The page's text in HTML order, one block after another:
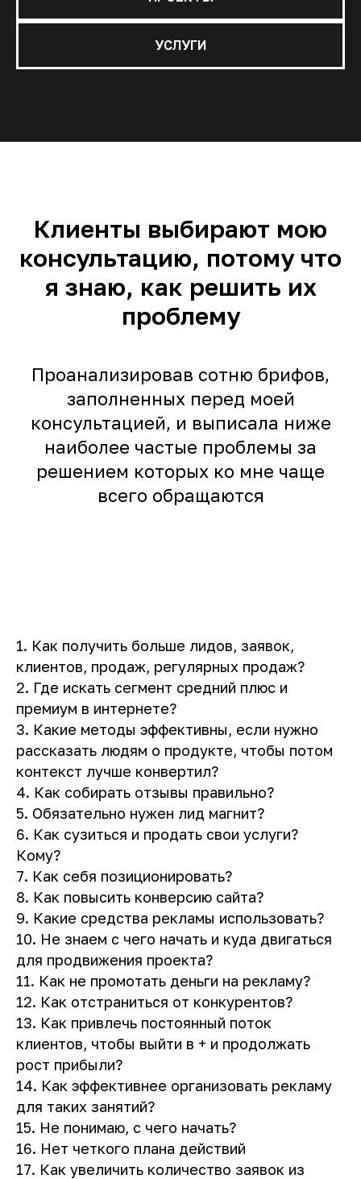
УСЛУГИ
Клиенты выбирают мою
консультацию, потому что
я знаю, как решить их
проблему
Проанализировав сотню брифов,
заполненных перед моей
консультацией, и выписала ниже
наиболее частые проблемы за
решением которых ко мне чаще
всего обращаются
1. Как получить больше лидов, заявок,
клиентов, продаж, регулярных продаж?
2. Где искать сегмент средний плюс и
премиум в интернете?
3. Какие методы эффективны, если нужно
рассказать людям о продукте, чтобы потом
контекст лучше конвертил?
4. Как собирать отзывы правильно?
5. Обязательно нужен лид магнит?
6. Как сузиться и продать свои услуги?
Кому?
7. Как себя позиционировать?
8. Как повысить конверсию сайта?
9. Какие средства рекламы использовать?
10. Не знаем с чего начать и куда двигаться
для продвижения проекта?
11. Как не промотать деньги на рекламу?
12. Как отстраниться от конкурентов?
13. Как привлечь постоянный поток
клиентов, чтобы выйти в + и продолжать
рост прибыли?
14. Как эффективнее организовать рекламу
для таких занятий?
15. Не понимаю, с чего начать?
16. Нет четкого плана действий
17. Как увеличить количество заявок из